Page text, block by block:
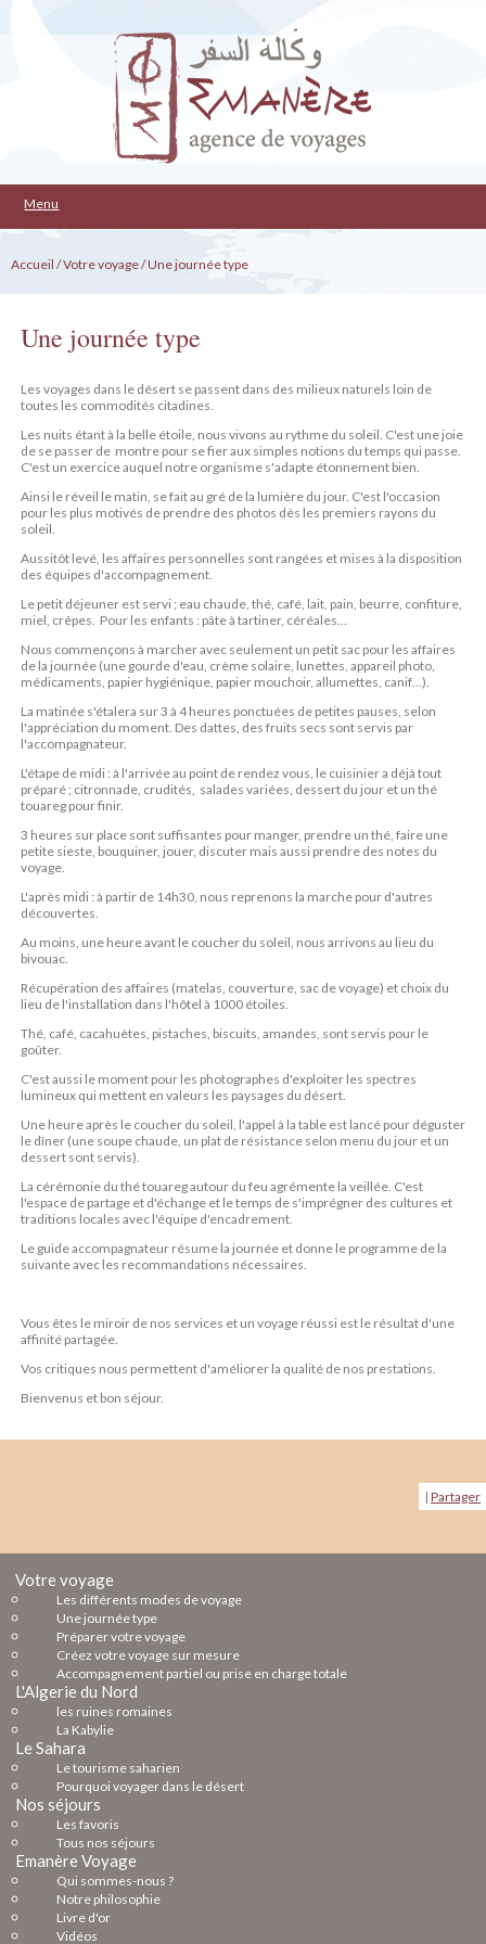
Menu
Accueil / Votre voyage/ Une journée type
Une journée type
Les voyages dans le désert se passent dans des milieux naturels loin de
toutes les commodités citadines.
Les nuits étant à la belle étoile, nous vivons au rythme du soleil. C'est une joie
de se passer de montre pour se fier aux simples notions du temps qui passe.
C'est un exercice auquel notre organisme s'adapte étonnement bien.
Ainsi le réveil le matin, se fait au gré de la lumière du jour. C'est l'occasion
pour les plus motivés de prendre des photos dès les premiers rayons du
soleil.
Aussitôt levé, les affaires personnelles sont rangées et mises à la disposition
des équipes d'accompagnement.
Le petit déjeuner est servi ; eau chaude, thé, café, lait, pain, beurre, confiture,
miel, crêpes. Pour les enfants : pâte à tartiner, céréales…
Nous commençons à marcher avec seulement un petit sac pour les affaires
de la journée (une gourde d'eau, crème solaire, lunettes, appareil photo,
médicaments, papier hygiénique, papier mouchoir, allumettes, canif…).
La matinée s'étalera sur 3 à 4 heures ponctuées de petites pauses, selon
l'appréciation du moment. Des dattes, des fruits secs sont servis par
l'accompagnateur.
L'étape de midi : à l'arrivée au point de rendez vous, le cuisinier a déjà tout
préparé ; citronnade, crudités, salades variées, dessert du jour et un thé
touareg pour finir.
3 heures sur place sont suffisantes pour manger, prendre un thé, faire une
petite sieste, bouquiner, jouer, discuter mais aussi prendre des notes du
voyage.
L'après midi : à partir de 14h30, nous reprenons la marche pour d'autres
découvertes.
Au moins, une heure avant le coucher du soleil, nous arrivons au lieu du
bivouac.
Récupération des affaires (matelas, couverture, sac de voyage) et choix du
lieu de l'installation dans l'hôtel à 1000 étoiles.
Thé, café, cacahuètes, pistaches, biscuits, amandes, sont servis pour le
goûter.
C'est aussi le moment pour les photographes d'exploiter les spectres
lumineux qui mettent en valeurs les paysages du désert.
Une heure après le coucher du soleil, l'appel à la table est lancé pour déguster
le dîner (une soupe chaude, un plat de résistance selon menu du jour et un
dessert sont servis).
La cérémonie du thé touareg autour du feu agrémente la veillée. C'est
l'espace de partage et d'échange et le temps de s'imprégner des cultures et
traditions locales avec l'équipe d'encadrement.
Le guide accompagnateur résume la journée et donne le programme de la
suivante avec les recommandations nécessaires.
Vous êtes le miroir de nos services et un voyage réussi est le résultat d'une
affinité partagée.
Vos critiques nous permettent d'améliorer la qualité de nos prestations.
Bienvenus et bon séjour.
| Partager
Votre voyage
Les différents modes de voyage
Une journée type
Préparer votre voyage
Créez votre voyage sur mesure
Accompagnement partiel ou prise en charge totale
L'Algerie du Nord
les ruines romaines
La Kabylie
Le Sahara
Le tourisme saharien
Pourquoi voyager dans le désert
Nos séjours
Les favoris
Tous nos séjours
Emanère Voyage
Qui sommes-nous ?
Notre philosophie
Livre d'or
Vidéos